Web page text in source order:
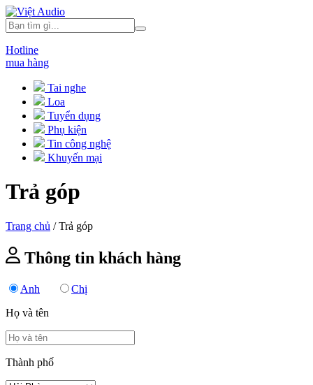
Hotline
mua hàng
Tai nghe
Loa
Tuyển dụng
Phụ kiện
Tin công nghệ
Khuyến mại
Trả góp
Trang chủ / Trả góp
Thông tin khách hàng
Anh
Chị
Họ và tên
Thành phố